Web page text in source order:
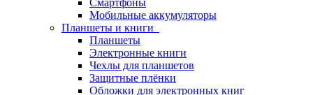
Смартфоны
Мобильные аккумуляторы
Планшеты и книги
Планшеты
Электронные книги
Чехлы для планшетов
Защитные плёнки
Обложки для электронных книг